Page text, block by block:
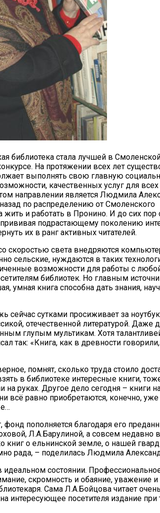
библиотека стала лучшей в
На протяжении всех лет
выполнять свою главную
качественных услуг для всех
направлении является Людмила
по распределению от Смоленского
жить и работать в Пронино. И до сих пор
подрастающему поколению
их в ранг активных читателей.
скоростью света внедряются
сельские, нуждаются в таких
возможности для работы с
библиотек. Но главным
умная книга способна дать знания,
сейчас сутками просиживает за
отечественной литературой. Даже
глупым мультикам. Хотя
так: «Книга, как в древности
помнят, сколько труда стоило
в библиотеке интересные книги,
руках. Другое дело сегодня – книги
всё равно приобретаются, конечно,
фонд пополняется благодаря его
Л.А.Барулиной, а совсем недавно
книг о ельнинской земле, о нашей
рада, – поделилась Людмила
идеальном состоянии.
скромность и обаяние, уважение
Сама Л.А.Бойцова читает
интересующее посетителя издание при